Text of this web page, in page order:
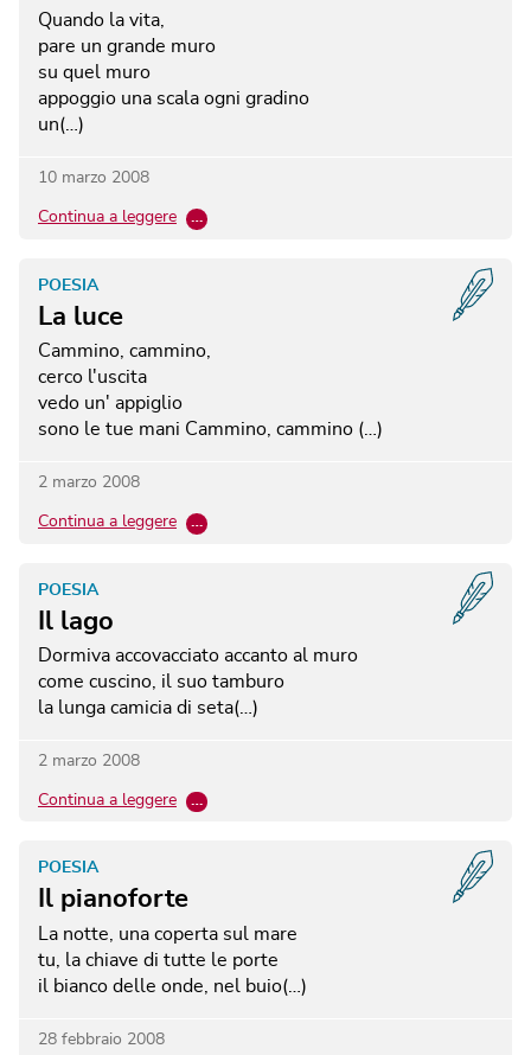
Quando la vita,
pare un grande muro
su quel muro
appoggio una scala ogni gradino
un(…)
10 marzo 2008
Continua a leggere …
La luce
POESIA
Cammino, cammino,
cerco l'uscita
vedo un' appiglio
sono le tue mani Cammino, cammino (…)
2 marzo 2008
Continua a leggere …
Il lago
POESIA
Dormiva accovacciato accanto al muro
come cuscino, il suo tamburo
la lunga camicia di seta(…)
2 marzo 2008
Continua a leggere …
Il pianoforte
POESIA
La notte, una coperta sul mare
tu, la chiave di tutte le porte
il bianco delle onde, nel buio(…)
28 febbraio 2008